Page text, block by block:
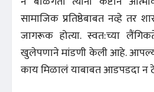
सामाजिक प्रतिष्ठेबाबत नव्हे तर
जागरूक होत्या. स्वत:च्या
खुलेपणाने मांडणी केली आहे.
काय मिळालं याबाबत आडपडदा न